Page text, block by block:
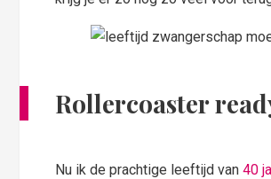
Rollercoaster
Nu ik de prachtige leeftijd van40